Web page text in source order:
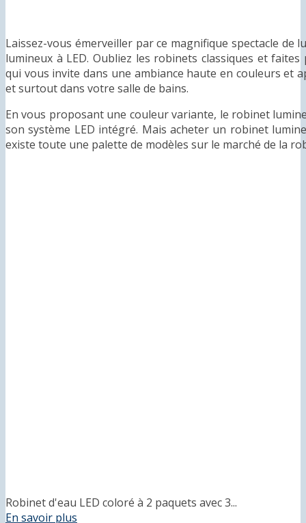
Laissez-vous émerveiller par ce magnifique spectacle
lumineux à LED. Oubliez les robinets classiques et
qui vous invite dans une ambiance haute en couleurs et
et surtout dans votre salle de bains.
En vous proposant une couleur variante, le robinet
son système LED intégré. Mais acheter un robinet
existe toute une palette de modèles sur le marché de la
Robinet d'eau LED coloré à 2 paquets avec 3...
En savoir plus